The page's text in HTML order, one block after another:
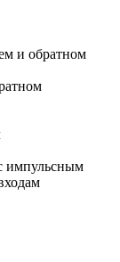
и обратном
импульсным